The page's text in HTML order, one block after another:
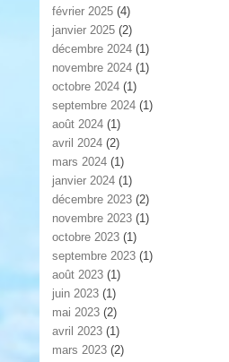
février 2025 (4)
janvier 2025 (2)
décembre 2024 (1)
novembre 2024 (1)
octobre 2024 (1)
septembre 2024 (1)
août 2024 (1)
avril 2024 (2)
mars 2024 (1)
janvier 2024 (1)
décembre 2023 (2)
novembre 2023 (1)
octobre 2023 (1)
septembre 2023 (1)
août 2023 (1)
juin 2023 (1)
mai 2023 (2)
avril 2023 (1)
mars 2023 (2)